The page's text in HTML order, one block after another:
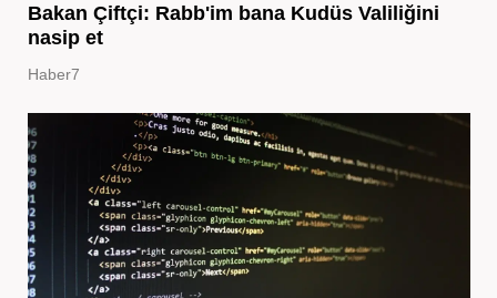
Bakan Çiftçi: Rabb'im bana Kudüs Valiliğini
nasip et
Haber7